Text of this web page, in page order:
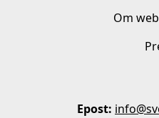
Om
Epost: